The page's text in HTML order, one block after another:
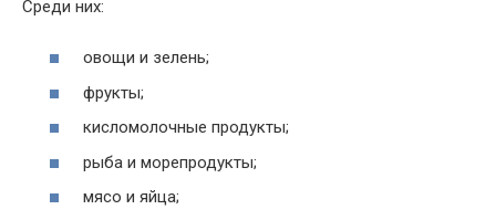
Среди них:
овощи и зелень;
фрукты;
кисломолочные продукты;
рыба и морепродукты;
мясо и яйца;